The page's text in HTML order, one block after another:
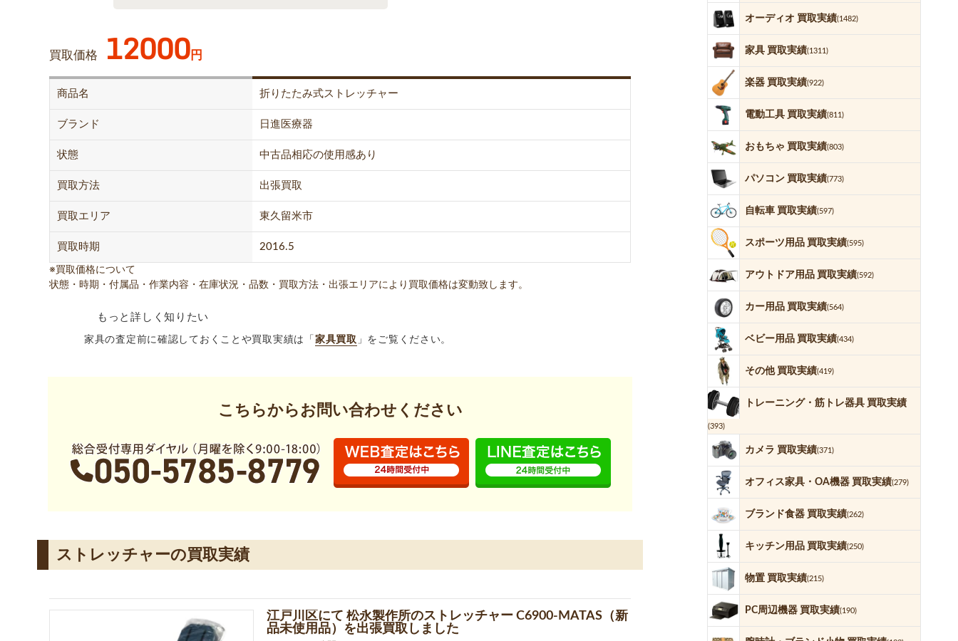
買取価格 12000円
商品名 折りたたみ式ストレッチャー
ブランド 日進医療器
状態 中古品相応の使用感あり
買取方法 出張買取
買取エリア 東久留米市
買取時期 2016.5
※買取価格について
状態・時期・付属品・作業内容・在庫状況・品数・買取方法・出張エリアにより買取価格は変動致します。
もっと詳しく知りたい
家具の査定前に確認しておくことや買取実績は「 家具買取 」をご覧ください。
こちらからお問い合わせください
ストレッチャーの買取実績
江戸川区にて 松永製作所のストレッチャー C6900-MATAS（新
品未使用品）を出張買取しました
オーディオ 買取実績(1482)
家具 買取実績(1311)
楽器 買取実績(922)
電動工具 買取実績(811)
おもちゃ 買取実績(803)
パソコン 買取実績(773)
自転車 買取実績(597)
スポーツ用品 買取実績(595)
アウトドア用品 買取実績(592)
カー用品 買取実績(564)
ベビー用品 買取実績(434)
その他 買取実績(419)
トレーニング・筋トレ器具 買取実績
(393)
カメラ 買取実績(371)
オフィス家具・OA機器 買取実績(279)
ブランド食器 買取実績(262)
キッチン用品 買取実績(250)
物置 買取実績(215)
PC周辺機器 買取実績(190)